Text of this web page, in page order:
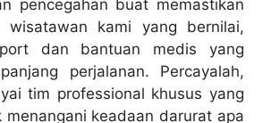
pencegahan buat memastikan
wisatawan kami yang bernilai,
dan bantuan medis yang
perjalanan. Percayalah,
tim professional khusus yang
keadaan darurat apa